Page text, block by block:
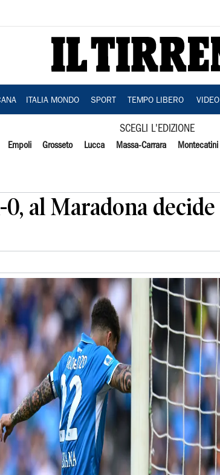
ITALIA MONDO SPORT TEMPO LIBERO VIDEO
SCEGLI L'EDIZIONE
Empoli Grosseto Lucca Massa-Carrara Montecatini
0, al Maradona